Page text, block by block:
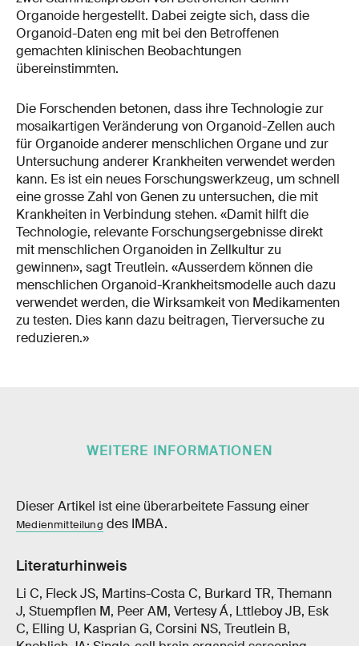
Organoide hergestellt. Dabei zeigte sich, dass die
Organoid-Daten eng mit bei den Betroffenen
gemachten klinischen Beobachtungen
übereinstimmten.
Die Forschenden betonen, dass ihre Technologie zur
mosaikartigen Veränderung von Organoid-Zellen auch
für Organoide anderer menschlichen Organe und zur
Untersuchung anderer Krankheiten verwendet werden
kann. Es ist ein neues Forschungswerkzeug, um schnell
eine grosse Zahl von Genen zu untersuchen, die mit
Krankheiten in Verbindung stehen. «Damit hilft die
Technologie, relevante Forschungsergebnisse direkt
mit menschlichen Organoiden in Zellkultur zu
gewinnen», sagt Treutlein. «Ausserdem können die
menschlichen Organoid-Krankheitsmodelle auch dazu
verwendet werden, die Wirksamkeit von Medikamenten
zu testen. Dies kann dazu beitragen, Tierversuche zu
reduzieren.»
WEITERE INFORMATIONEN
Dieser Artikel ist eine überarbeitete Fassung einer
Medienmitteilung des IMBA.
Literaturhinweis
Li C, Fleck JS, Martins-​Costa C, Burkard TR, Themann
J, Stuempflen M, Peer AM, Vertesy Á, Lttleboy JB, Esk
C, Elling U, Kasprian G, Corsini NS, Treutlein B,